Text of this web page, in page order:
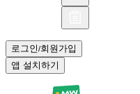
로그인/회원가입
앱 설치하기